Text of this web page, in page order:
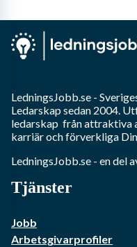
LedningsJobb.se -
Ledarskapsedan 2004.
ledarskap från attraktiva
karriär och förverkliga
LedningsJobb.se - en del
Tjänster
Jobb
Arbetsgivarprofiler